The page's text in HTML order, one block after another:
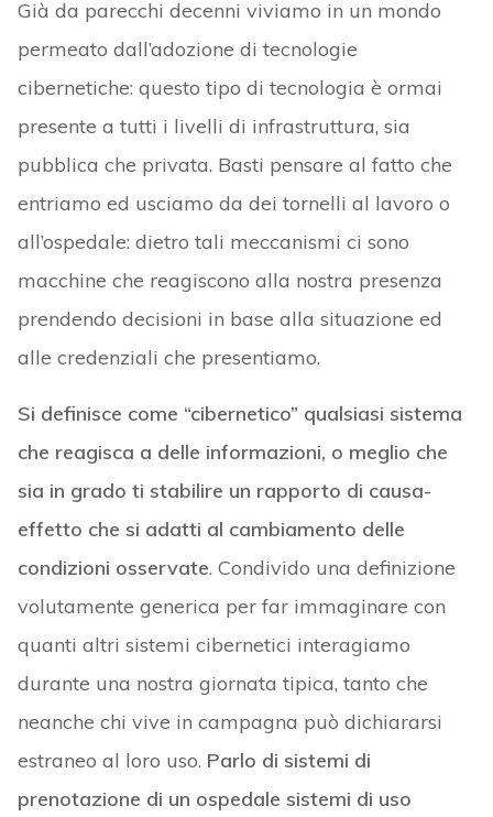
Già da parecchi decenni viviamo in un mondo
permeato dall’adozione di tecnologie
cibernetiche: questo tipo di tecnologia è ormai
presente a tutti i livelli di infrastruttura, sia
pubblica che privata. Basti pensare al fatto che
entriamo ed usciamo da dei tornelli al lavoro o
all’ospedale: dietro tali meccanismi ci sono
macchine che reagiscono alla nostra presenza
prendendo decisioni in base alla situazione ed
alle credenziali che presentiamo.
Si definisce come “cibernetico” qualsiasi sistema
che reagisca a delle informazioni, o meglio che
sia in grado ti stabilire un rapporto di causa-
effetto che si adatti al cambiamento delle
condizioni osservate. Condivido una definizione
volutamente generica per far immaginare con
quanti altri sistemi cibernetici interagiamo
durante una nostra giornata tipica, tanto che
neanche chi vive in campagna può dichiararsi
estraneo al loro uso. Parlo di sistemi di
prenotazione di un ospedale sistemi di uso